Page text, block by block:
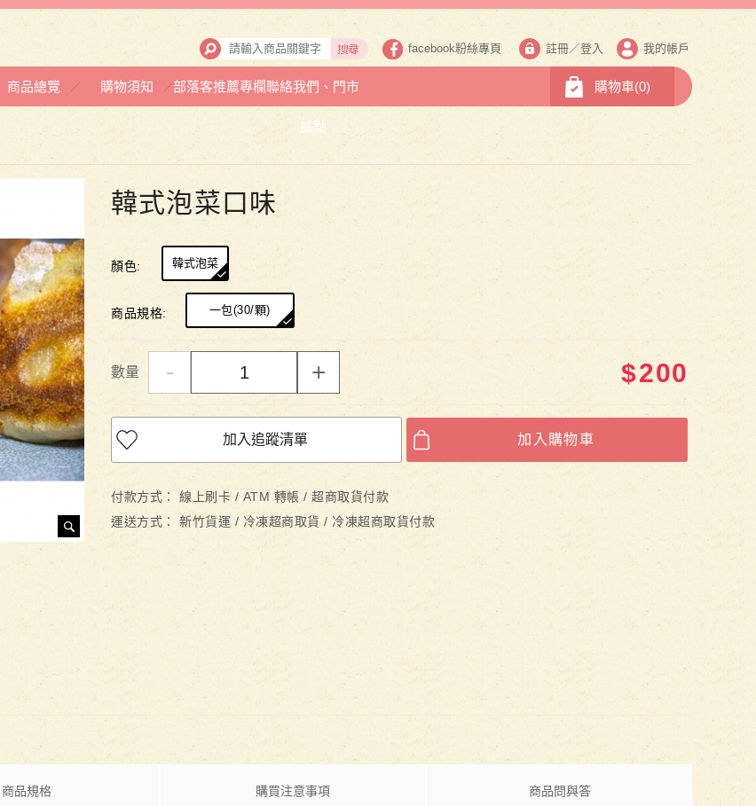
我的帳戶
註冊／登入
facebook粉絲專頁
商品總覽 購物須知 部落客推薦專欄聯絡我們、門市
據點
購物車(0)
韓式泡菜口味
顏色: 韓式泡菜
商品規格: 一包(30/顆)
數量 - + $200
加入追蹤清單 加入購物車
付款方式：
線上刷卡 / ATM 轉帳 / 超商取貨付款
運送方式：
新竹貨運 / 冷凍超商取貨 / 冷凍超商取貨付款
商品規格 購買注意事項 商品問與答